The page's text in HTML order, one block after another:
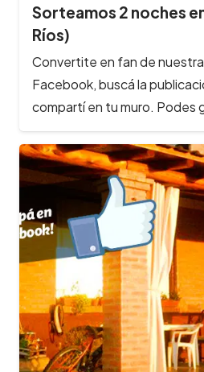
Sorteamos 2 noches
Ríos)
Convertite en fan de
Facebook, buscá la
compartí en tu muro. Podes